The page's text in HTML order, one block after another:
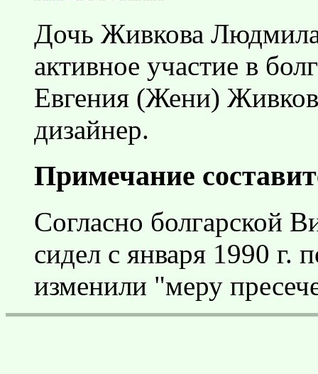
Дочь Живкова
активное участие в
Евгения (Жени)
дизайнер.
Примечание
Согласно болгарской
сидел с января 1990
изменили "меру